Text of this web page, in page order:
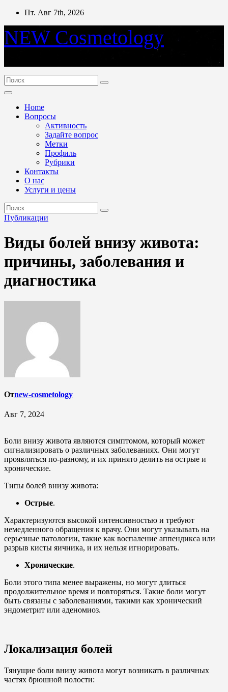
Перейти
содержимому
Пт. Авг 7th, 2026
NEW Cosmetology
Home
Вопросы
Активность
Задайте вопрос
Метки
Профиль
Рубрики
Контакты
О нас
Услуги и цены
Публикации
Виды болей внизу живота:
причины, заболевания и
диагностика
Отnew-cosmetology
Авг 7, 2024
Боли внизу живота являются симптомом, который может
сигнализировать о различных заболеваниях. Они могут
проявляться по-разному, и их принято делить на острые и
хронические.
Типы болей внизу живота:
Острые.
Характеризуются высокой интенсивностью и требуют
немедленного обращения к врачу. Они могут указывать на
серьезные патологии, такие как воспаление аппендикса или
разрыв кисты яичника, и их нельзя игнорировать.
Хронические.
Боли этого типа менее выражены, но могут длиться
продолжительное время и повторяться. Такие боли могут
быть связаны с заболеваниями, такими как хронический
эндометрит или аденомиоз.
Локализация болей
Тянущие боли внизу живота могут возникать в различных
частях брюшной полости: